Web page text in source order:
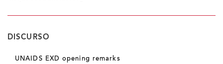
DISCURSO
UNAIDS EXD opening remarks